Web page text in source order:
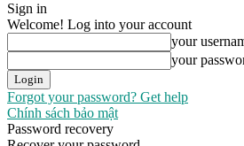
Sign in
Welcome! Log into your account
your
your
Forgot your password? Get help
Chính sách bảo mật
Password recovery